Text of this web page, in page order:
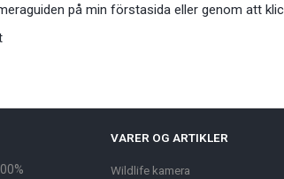
på min förstasida eller genom att
VARER OG ARTIKLER
Wildlife kamera